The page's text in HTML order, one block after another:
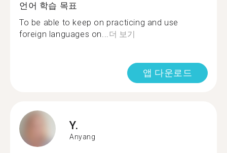
언어 학습 목표
To be able to keep on practicing and use
foreign languages on...더 보기
앱 다운로드
Y.
Anyang